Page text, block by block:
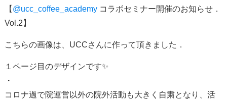
【 @ucc_coffee_academyコラボセミナー開催のお知らせ．
Vol.2】
こちらの画像は、UCCさんに作って頂きました．
１ページ目のデザインです✨
・
コロナ過で院運営以外の院外活動も大きく自粛となり、活